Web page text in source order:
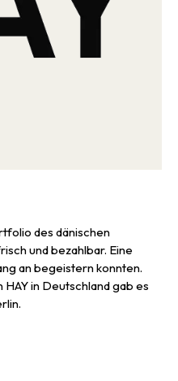
des dänischen
und bezahlbar. Eine
an begeistern konnten.
in Deutschland gab es